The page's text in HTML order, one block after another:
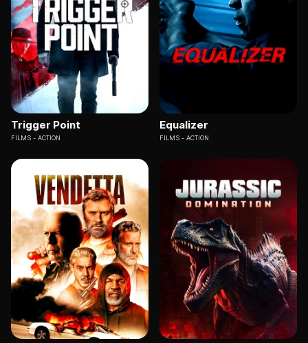
Trigger Point
FILMS ACTION
Equalizer
FILMS ACTION